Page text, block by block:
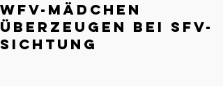
WFV-Mädchen
überzeugen bei SFV-
Sichtung